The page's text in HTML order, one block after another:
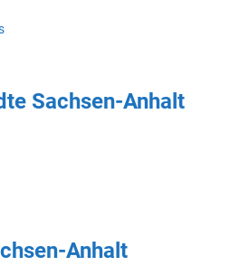
Sachsen-Anhalt
Anhalt